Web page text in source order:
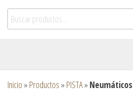
Inicio » Productos » PISTA» Neumáticos